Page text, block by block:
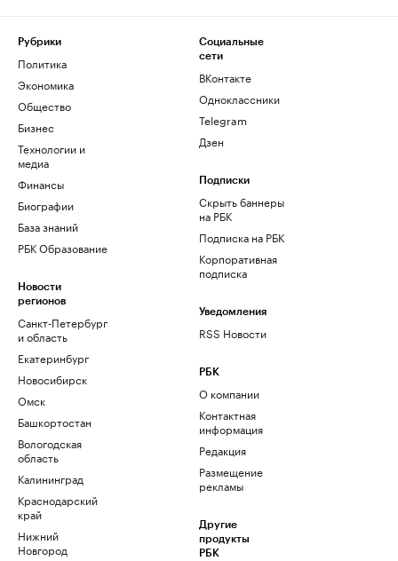
Рубрики
Политика
Экономика
Общество
Бизнес
Технологии и
медиа
Финансы
Биографии
База знаний
РБК Образование
Новости
регионов
Санкт-Петербург
и область
Екатеринбург
Новосибирск
Омск
Башкортостан
Вологодская
область
Калининград
Краснодарский
край
Нижний
Новгород
Социальные
сети
ВКонтакте
Одноклассники
Telegram
Дзен
Подписки
Скрыть баннеры
на РБК
Подписка на РБК
Корпоративная
подписка
Уведомления
RSS Новости
РБК
О компании
Контактная
информация
Редакция
Размещение
рекламы
Другие
продукты
РБК